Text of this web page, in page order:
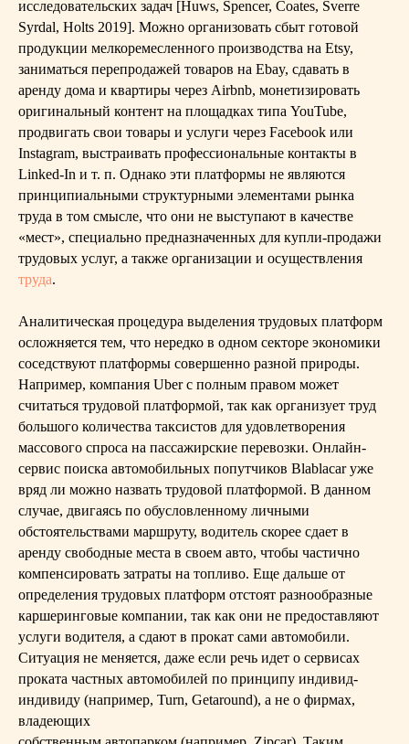
исследовательских задач [Huws, Spencer, Coates, Sverre
Syrdal, Holts 2019]. Можно организовать сбыт готовой
продукции мелкоремесленного производства на Etsy,
заниматься перепродажей товаров на Ebay, сдавать в
аренду дома и квартиры через Airbnb, монетизировать
оригинальный контент на площадках типа YouTube,
продвигать свои товары и услуги через Facebook или
Instagram, выстраивать профессиональные контакты в
Linked-In и т. п. Однако эти платформы не являются
принципиальными структурными элементами рынка
труда в том смысле, что они не выступают в качестве
«мест», специально предназначенных для купли-продажи
трудовых услуг, а также организации и осуществления
труда.
Аналитическая процедура выделения трудовых платформ
осложняется тем, что нередко в одном секторе экономики
соседствуют платформы совершенно разной природы.
Например, компания Uber с полным правом может
считаться трудовой платформой, так как организует труд
большого количества таксистов для удовлетворения
массового спроса на пассажирские перевозки. Онлайн-
сервис поиска автомобильных попутчиков Blablacar уже
вряд ли можно назвать трудовой платформой. В данном
случае, двигаясь по обусловленному личными
обстоятельствами маршруту, водитель скорее сдает в
аренду свободные места в своем авто, чтобы частично
компенсировать затраты на топливо. Еще дальше от
определения трудовых платформ отстоят разнообразные
каршеринговые компании, так как они не предоставляют
услуги водителя, а сдают в прокат сами автомобили.
Ситуация не меняется, даже если речь идет о сервисах
проката частных автомобилей по принципу индивид-
индивиду (например, Turn, Getaround), а не о фирмах,
владеющих